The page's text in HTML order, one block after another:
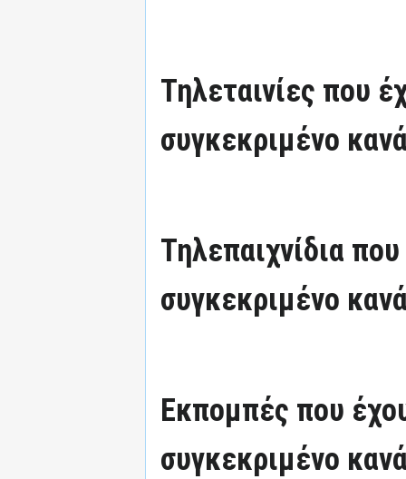
Τηλεταινίες που
συγκεκριμένο
Τηλεπαιχνίδια
συγκεκριμένο
Εκπομπές που
συγκεκριμένο